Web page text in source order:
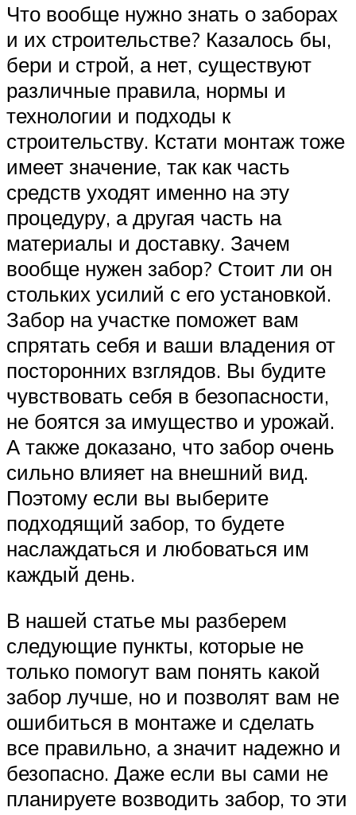
Что вообще нужно знать о заборах
и их строительстве? Казалось бы,
бери и строй, а нет, существуют
различные правила, нормы и
технологии и подходы к
строительству. Кстати монтаж тоже
имеет значение, так как часть
средств уходят именно на эту
процедуру, а другая часть на
материалы и доставку. Зачем
вообще нужен забор? Стоит ли он
стольких усилий с его установкой.
Забор на участке поможет вам
спрятать себя и ваши владения от
посторонних взглядов. Вы будите
чувствовать себя в безопасности,
не боятся за имущество и урожай.
А также доказано, что забор очень
сильно влияет на внешний вид.
Поэтому если вы выберите
подходящий забор, то будете
наслаждаться и любоваться им
каждый день.
В нашей статье мы разберем
следующие пункты, которые не
только помогут вам понять какой
забор лучше, но и позволят вам не
ошибиться в монтаже и сделать
все правильно, а значит надежно и
безопасно. Даже если вы сами не
планируете возводить забор, то эти